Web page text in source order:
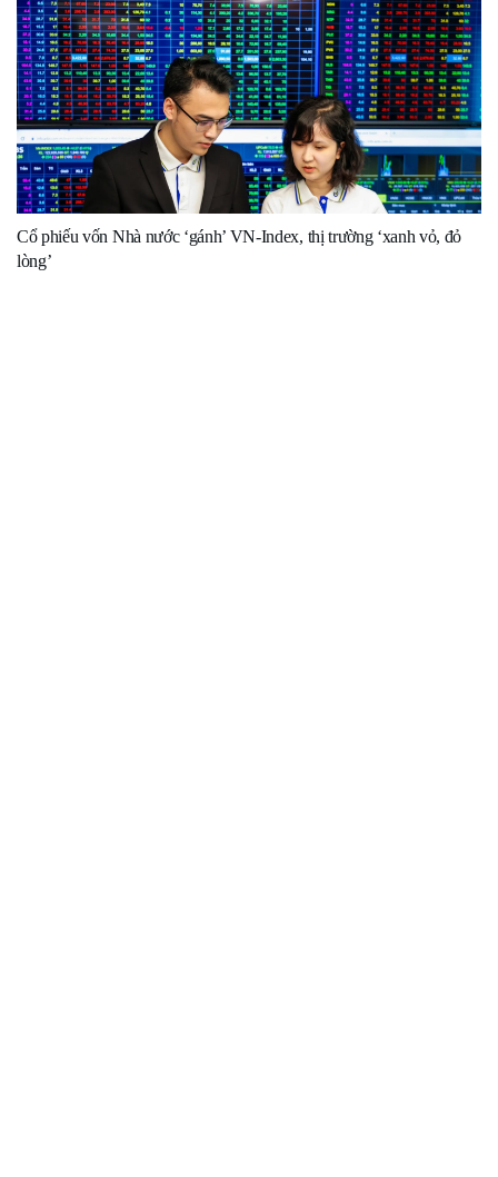
Cổ phiếu vốn Nhà nước ‘gánh’ VN-Index, thị trường ‘xanh vỏ, đỏ
lòng’